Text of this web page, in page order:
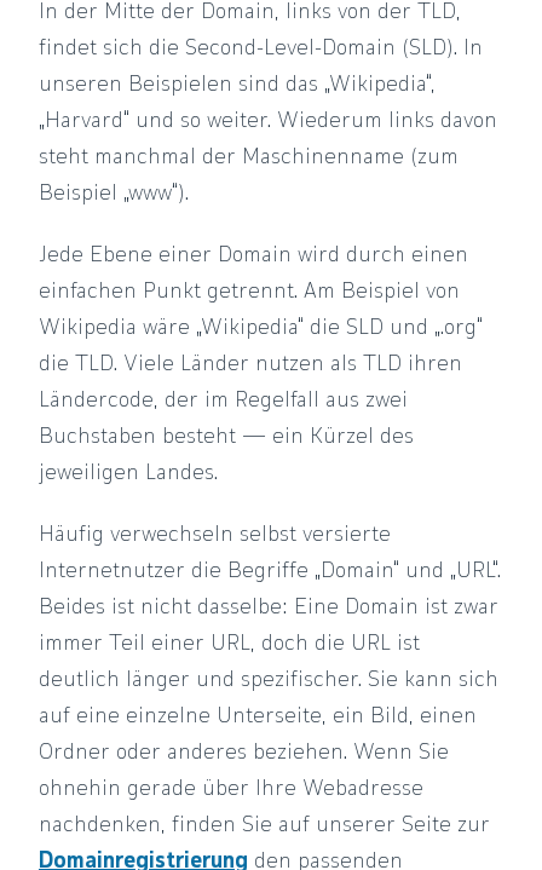
In der Mitte der Domain, links von der TLD,
findet sich die Second-Level-Domain (SLD). In
unseren Beispielen sind das „Wikipedia“,
„Harvard“ und so weiter. Wiederum links davon
steht manchmal der Maschinenname (zum
Beispiel „www“).
Jede Ebene einer Domain wird durch einen
einfachen Punkt getrennt. Am Beispiel von
Wikipedia wäre „Wikipedia“ die SLD und „.org“
die TLD. Viele Länder nutzen als TLD ihren
Ländercode, der im Regelfall aus zwei
Buchstaben besteht — ein Kürzel des
jeweiligen Landes.
Häufig verwechseln selbst versierte
Internetnutzer die Begriffe „Domain“ und „URL“.
Beides ist nicht dasselbe: Eine Domain ist zwar
immer Teil einer URL, doch die URL ist
deutlich länger und spezifischer. Sie kann sich
auf eine einzelne Unterseite, ein Bild, einen
Ordner oder anderes beziehen. Wenn Sie
ohnehin gerade über Ihre Webadresse
nachdenken, finden Sie auf unserer Seite zur
Domainregistrierung den passenden